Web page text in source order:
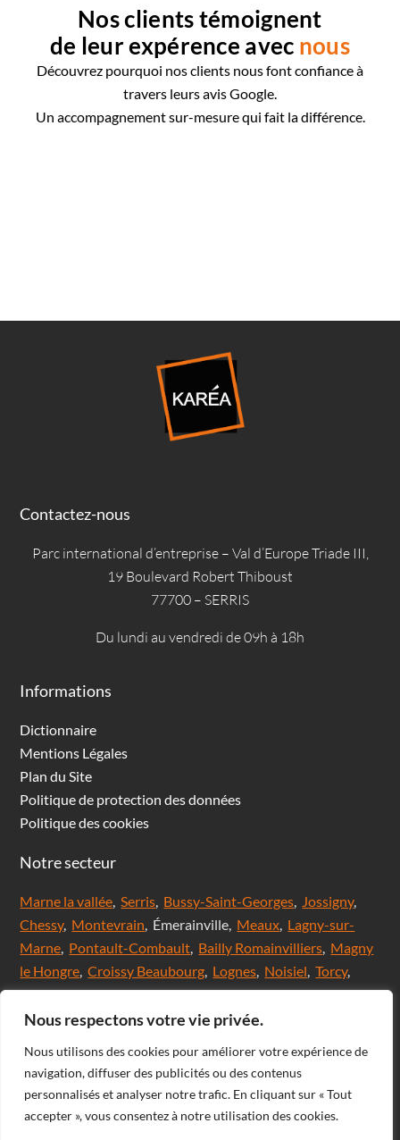
Nous respectons votre vie privée.
Nous utilisons des cookies pour améliorer votre expérience de
navigation, diffuser des publicités ou des contenus
personnalisés et analyser notre trafic. En cliquant sur « Tout
accepter », vous consentez à notre utilisation des cookies.
Nos clients témoignent
de leur expérence avec nous
Découvrez pourquoi nos clients nous font confiance à
travers leurs avis Google.
Un accompagnement sur-mesure qui fait la différence.
Contactez-nous
Parc international d’entreprise – Val d’Europe Triade III,
19 Boulevard Robert Thiboust
77700 – SERRIS
Du lundi au vendredi de 09h à 18h
Informations
Dictionnaire
Mentions Légales
Plan du Site
Politique de protection des données
Politique des cookies
Notre secteur
Marne la vallée,Serris, Bussy-Saint-Georges, Jossigny,
Chessy, Montevrain, Émerainville, Meaux, Lagny-sur-
Marne, Pontault-Combault, Bailly Romainvilliers, Magny
le Hongre,Croissy Beaubourg, Lognes, Noisiel,Torcy,
Chanteloup en brie,Saint Thibault des Vignes,Val
d'Europe,Coupvray , Chalifert, Esbly, Thorigny,
Comte, Meaux, Mareuil les Meaux, Nanteuil les Meaux,
Roissy-En-Brie, Champs-sur-Marne, Noisiel, Chelles,